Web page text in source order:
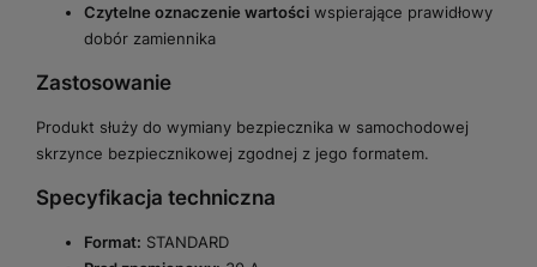
Czytelne oznaczenie wartości wspierające prawidłowy
dobór zamiennika
Zastosowanie
Produkt służy do wymiany bezpiecznika w samochodowej
skrzynce bezpiecznikowej zgodnej z jego formatem.
Specyfikacja techniczna
Format: STANDARD